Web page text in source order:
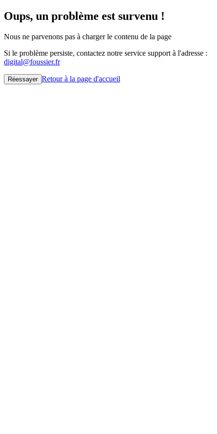
Oups, un problème est survenu !
Nous ne parvenons pas à charger le contenu de la page
Si le problème persiste, contactez notre service support à l'adresse :
digital@foussier.fr
Réessayer Retour à la page d'accueil